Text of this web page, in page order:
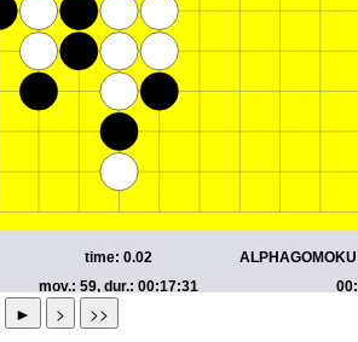
► > >>